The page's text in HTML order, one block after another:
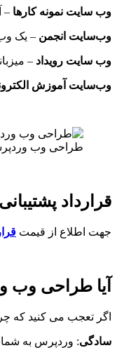
وب سایت نمونه کارها –
وب‌سایت انجمن – یک
وب سایت رویداد –
وب‌سایت آموزش
طراحی وب
قرارداد
جهت اطلاع از قیمت
آیا طراحی
اگر تعجب می کنید که
سادگی: وردپرس به شما